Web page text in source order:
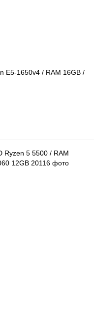
E5-1650v4 / RAM 16GB /